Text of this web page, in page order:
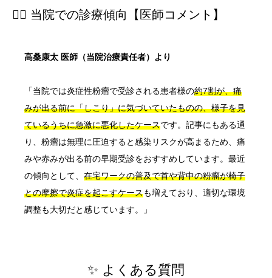
👨‍⚕️ 当院での診療傾向【医師コメント】
高桑康太 医師（当院治療責任者）より
「当院では炎症性粉瘤で受診される患者様の約7割が、痛
みが出る前に「しこり」に気づいていたものの、様子を見
ているうちに急激に悪化したケースです。記事にもある通
り、粉瘤は無理に圧迫すると感染リスクが高まるため、痛
みや赤みが出る前の早期受診をおすすめしています。最近
の傾向として、 在宅ワークの普及で首や背中の粉瘤が椅子
との摩擦で炎症を起こすケースも増えており、適切な環境
調整も大切だと感じています。」
✨ よくある質問